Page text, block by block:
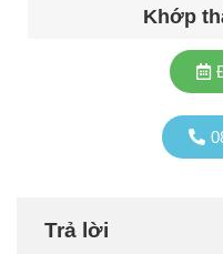
Khớp
Trả lời